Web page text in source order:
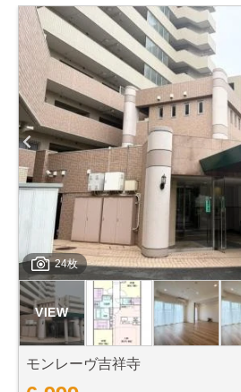
24枚
モンレーヴ吉祥寺